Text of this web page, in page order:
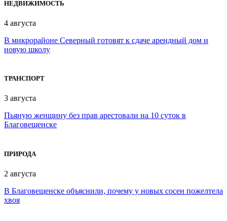
НЕДВИЖИМОСТЬ
4 августа
В микрорайоне Северный готовят к сдаче арендный дом и
новую школу
ТРАНСПОРТ
3 августа
Пьяную женщину без прав арестовали на 10 суток в
Благовещенске
ПРИРОДА
2 августа
В Благовещенске объяснили, почему у новых сосен пожелтела
хвоя